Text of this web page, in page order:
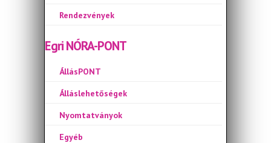
Rendezvények
Egri NÓRA-PONT
ÁllásPONT
Álláslehetőségek
Nyomtatványok
Egyéb